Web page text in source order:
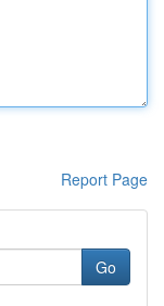
Report Page
Go